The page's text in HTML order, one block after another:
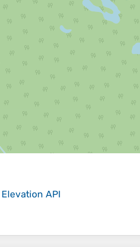
Elevation API